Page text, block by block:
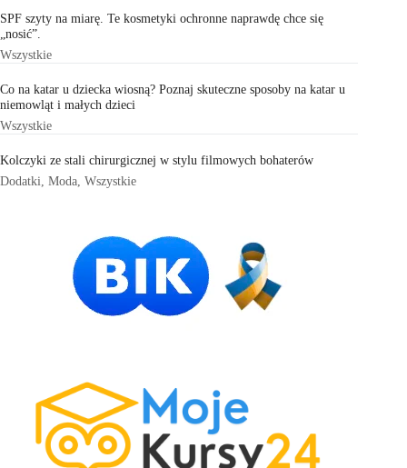
SPF szyty na miarę. Te kosmetyki ochronne naprawdę chce się
„nosić”.
Wszystkie
Co na katar u dziecka wiosną? Poznaj skuteczne sposoby na katar u
niemowląt i małych dzieci
Wszystkie
Kolczyki ze stali chirurgicznej w stylu filmowych bohaterów
Dodatki Moda Wszystkie